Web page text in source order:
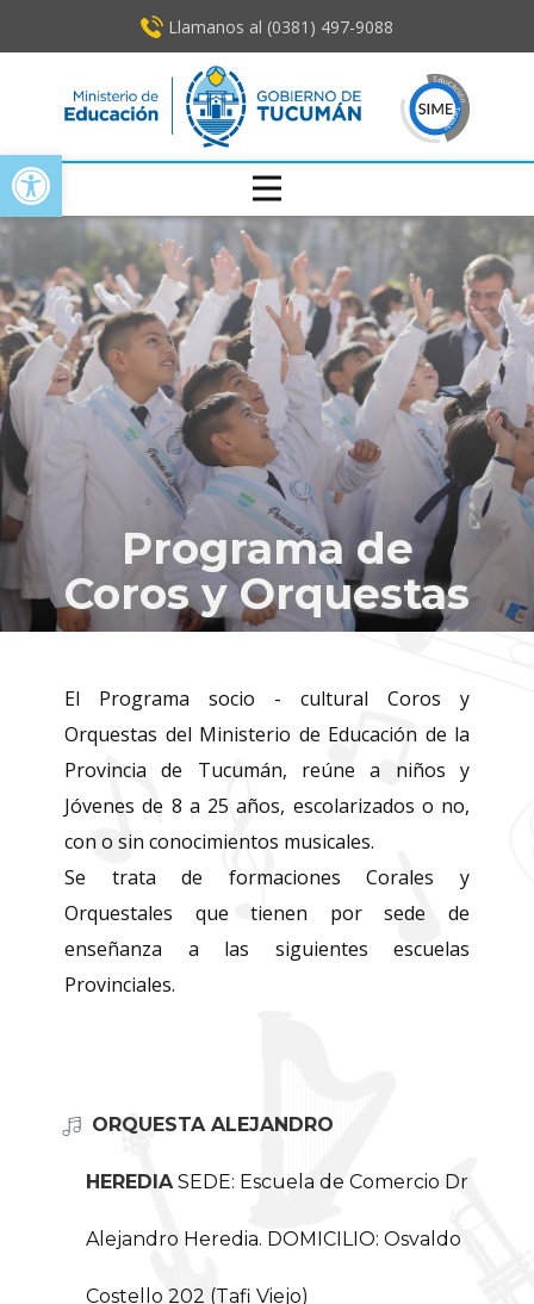
Open toolbar
Llamanos al (0381) ​497-9088
Programa de
Coros y Orquestas
El Programa socio - cultural Coros y
Orquestas del Ministerio de Educación de la
Provincia de Tucumán, reúne a niños y
Jóvenes de 8 a 25 años, escolarizados o no,
con o sin conocimientos musicales.
Se trata de formaciones Corales y
Orquestales que tienen por sede de
enseñanza a las siguientes escuelas
Provinciales.
ORQUESTA ALEJANDRO
HEREDIASEDE: Escuela de Comercio Dr
Alejandro Heredia. DOMICILIO: Osvaldo
Costello 202 (Tafi Viejo)